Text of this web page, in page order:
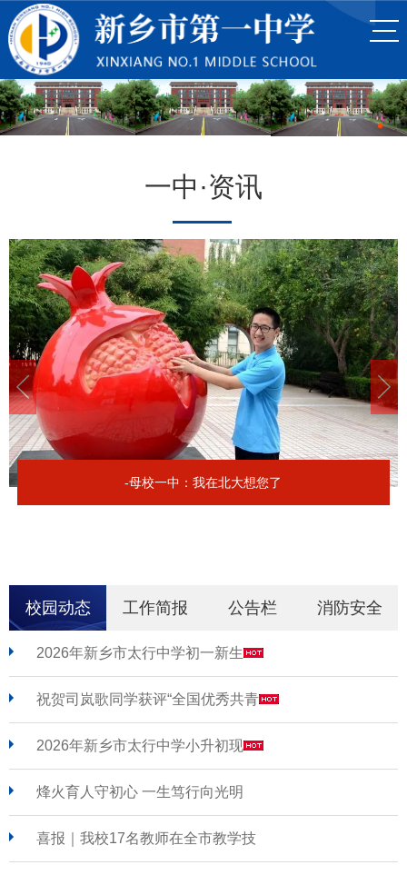
一中·资讯
-母校一中：我在北大想您了
校园动态 工作简报 公告栏 消防安全
2026年新乡市太行中学初一新生
祝贺司岚歌同学获评“全国优秀共青
2026年新乡市太行中学小升初现
烽火育人守初心 一生笃行向光明
喜报｜我校17名教师在全市教学技